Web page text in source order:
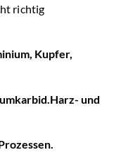
richtig
Kupfer,
und